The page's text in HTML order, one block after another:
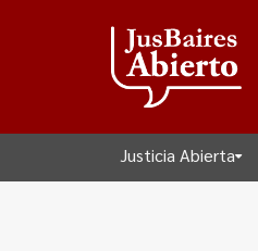
Justicia Abierta